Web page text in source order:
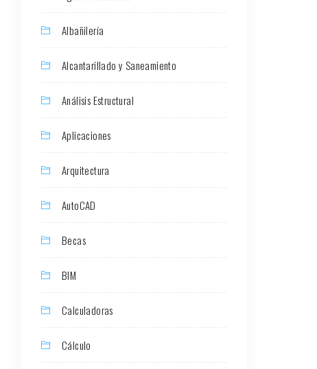
Albañilería
Alcantarillado y Saneamiento
Análisis Estructural
Aplicaciones
Arquitectura
AutoCAD
Becas
BIM
Calculadoras
Cálculo